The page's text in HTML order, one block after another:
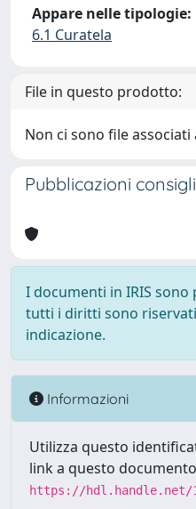
Appare nelle tipologie:
6.1 Curatela
File in questo prodotto:
Non ci sono file
Pubblicazioni
I documenti in IRIS
tutti i diritti sono
indicazione.
Informazioni
Utilizza questo
link a questo
https://hdl.handle.net/